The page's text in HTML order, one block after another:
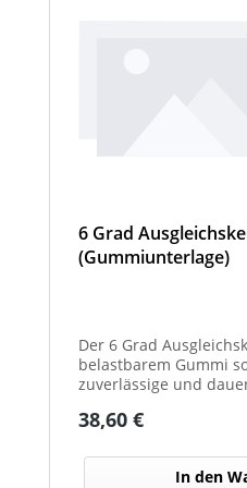
6 Grad
(Gummiunterlage)
Der 6 Grad
belastbarem Gummi
zuverlässige und
seinem festen
ideal für Maschinen,
oder technische
Regulärer Preis:
38,60 €
In den